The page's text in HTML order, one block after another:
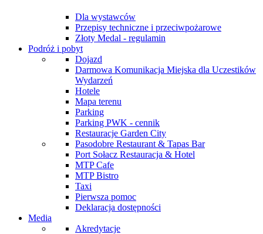
Dla wystawców
Przepisy techniczne i przeciwpożarowe
Złoty Medal - regulamin
Podróż i pobyt
Dojazd
Darmowa Komunikacja Miejska dla Uczestików
Wydarzeń
Hotele
Mapa terenu
Parking
Parking PWK - cennik
Restauracje Garden City
Pasodobre Restaurant & Tapas Bar
Port Sołacz Restauracja & Hotel
MTP Cafe
MTP Bistro
Taxi
Pierwsza pomoc
Deklaracja dostępności
Media
Akredytacje